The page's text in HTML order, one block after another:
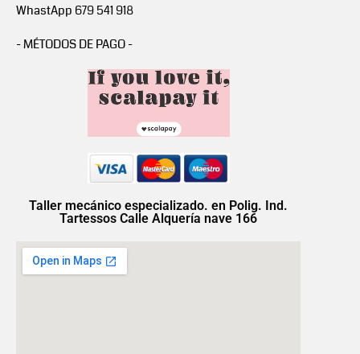
WhastApp 679 541 918
- MÉTODOS DE PAGO -
Taller mecánico especializado. en Polig. Ind.
Tartessos Calle Alquería nave 166